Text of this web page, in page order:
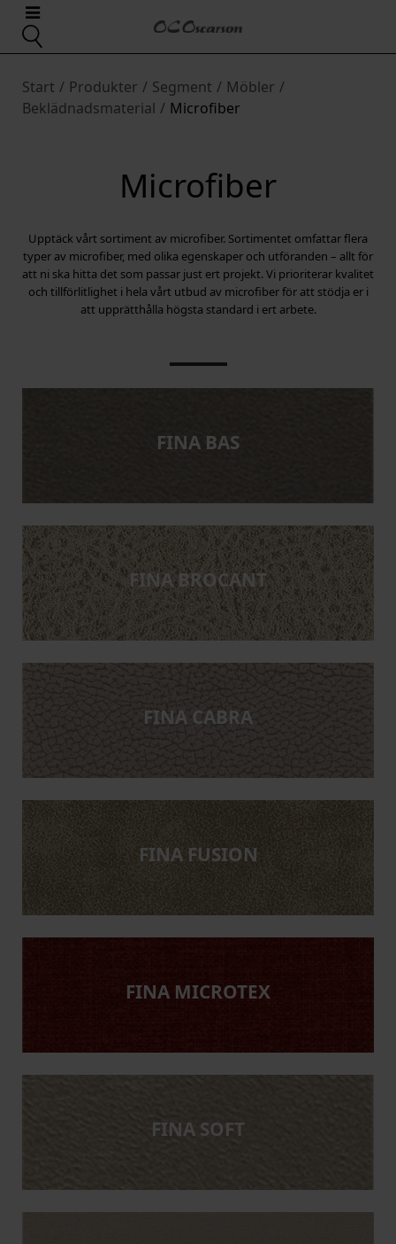
Start / Produkter / Segment / Möbler /
Beklädnadsmaterial / Microfiber
Microfiber
Upptäck vårt sortiment av microfiber. Sortimentet omfattar flera
typer av microfiber, med olika egenskaper och utföranden – allt för
att ni ska hitta det som passar just ert projekt. Vi prioriterar kvalitet
och tillförlitlighet i hela vårt utbud av microfiber för att stödja er i
att upprätthålla högsta standard i ert arbete.
FINA BAS
FINA BROCANT
FINA CABRA
FINA FUSION
FINA MICROTEX
FINA SOFT